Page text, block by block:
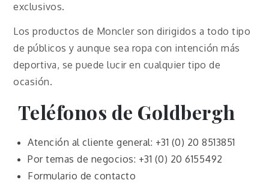
exclusivos.
Los productos de Moncler son dirigidos a todo tipo
de públicos y aunque sea ropa con intención más
deportiva, se puede lucir en cualquier tipo de
ocasión.
Teléfonos de Goldbergh
Atención al cliente general: +31 (0) 20 8513851
Por temas de negocios: +31 (0) 20 6155492
Formulario de contacto